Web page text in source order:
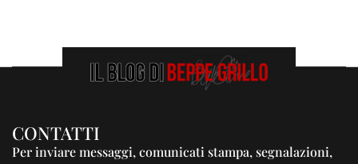
CONTATTI
Per inviare messaggi, comunicati stampa, segnalazioni,